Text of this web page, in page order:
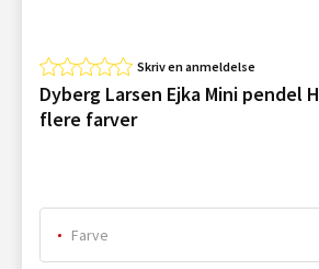
Skriv en anmeldelse
Dyberg Larsen Ejka Mini pendel
flere farver
Farve